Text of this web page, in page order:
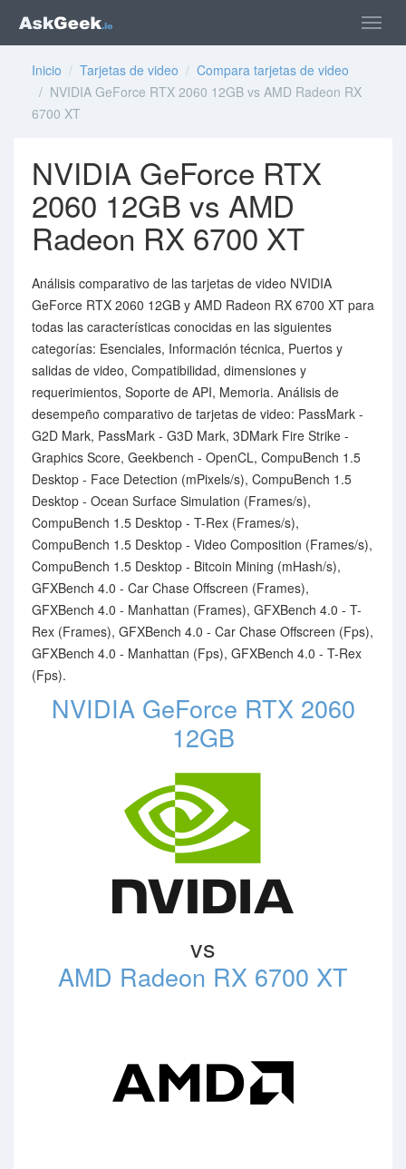
Inicio / Tarjetas de video / Compara tarjetas de video
/ NVIDIA GeForce RTX 2060 12GB vs AMD Radeon RX
6700 XT
NVIDIA GeForce RTX
2060 12GB vs AMD
Radeon RX 6700 XT
Análisis comparativo de las tarjetas de video NVIDIA
GeForce RTX 2060 12GB y AMD Radeon RX 6700 XT para
todas las características conocidas en las siguientes
categorías: Esenciales, Información técnica, Puertos y
salidas de video, Compatibilidad, dimensiones y
requerimientos, Soporte de API, Memoria. Análisis de
desempeño comparativo de tarjetas de video: PassMark -
G2D Mark, PassMark - G3D Mark, 3DMark Fire Strike -
Graphics Score, Geekbench - OpenCL, CompuBench 1.5
Desktop - Face Detection (mPixels/s), CompuBench 1.5
Desktop - Ocean Surface Simulation (Frames/s),
CompuBench 1.5 Desktop - T-Rex (Frames/s),
CompuBench 1.5 Desktop - Video Composition (Frames/s),
CompuBench 1.5 Desktop - Bitcoin Mining (mHash/s),
GFXBench 4.0 - Car Chase Offscreen (Frames),
GFXBench 4.0 - Manhattan (Frames), GFXBench 4.0 - T-
Rex (Frames), GFXBench 4.0 - Car Chase Offscreen (Fps),
GFXBench 4.0 - Manhattan (Fps), GFXBench 4.0 - T-Rex
(Fps).
NVIDIA GeForce RTX 2060
12GB
vs
AMD Radeon RX 6700 XT